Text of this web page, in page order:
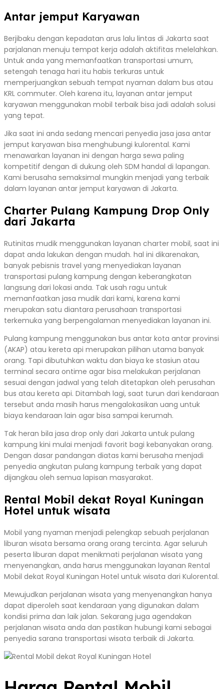
Antar jemput Karyawan
Berjibaku dengan kepadatan arus lalu lintas di Jakarta saat
parjalanan menuju tempat kerja adalah aktifitas melelahkan.
Untuk anda yang memanfaatkan transportasi umum,
setengah tenaga hari itu habis terkuras untuk
memperjuangkan sebuah tempat nyaman dalam bus atau
KRL commuter. Oleh karena itu, layanan antar jemput
karyawan menggunakan mobil terbaik bisa jadi adalah solusi
yang tepat.
Jika saat ini anda sedang mencari penyedia jasa jasa antar
jemput karyawan bisa menghubungi kulorental. Kami
menawarkan layanan ini dengan harga sewa paling
kompetitif dengan di dukung oleh SDM handal di lapangan.
Kami berusaha semaksimal mungkin menjadi yang terbaik
dalam layanan antar jemput karyawan di Jakarta.
Charter Pulang Kampung Drop Only
dari Jakarta
Rutinitas mudik menggunakan layanan charter mobil, saat ini
dapat anda lakukan dengan mudah. hal ini dikarenakan,
banyak pebisnis travel yang menyediakan layanan
transportasi pulang kampung dengan keberangkatan
langsung dari lokasi anda. Tak usah ragu untuk
memanfaatkan jasa mudik dari kami, karena kami
merupakan satu diantara perusahaan transportasi
terkemuka yang berpengalaman menyediakan layanan ini.
Pulang kampung menggunakan bus antar kota antar provinsi
(AKAP) atau kereta api merupakan pilihan utama banyak
orang. Tapi dibutuhkan waktu dan biaya ke stasiun atau
terminal secara ontime agar bisa melakukan perjalanan
sesuai dengan jadwal yang telah ditetapkan oleh perusahan
bus atau kereta api. Ditambah lagi, saat turun dari kendaraan
tersebut anda masih harus mengalokasikan uang untuk
biaya kendaraan lain agar bisa sampai kerumah.
Tak heran bila jasa drop only dari Jakarta untuk pulang
kampung kini mulai menjadi favorit bagi kebanyakan orang.
Dengan dasar pandangan diatas kami berusaha menjadi
penyedia angkutan pulang kampung terbaik yang dapat
dijangkau oleh semua lapisan masyarakat.
Rental Mobil dekat Royal Kuningan
Hotel untuk wisata
Mobil yang nyaman menjadi pelengkap sebuah perjalanan
liburan wisata bersama orang orang tercinta. Agar seluruh
peserta liburan dapat menikmati perjalanan wisata yang
menyenangkan, anda harus menggunakan layanan Rental
Mobil dekat Royal Kuningan Hotel untuk wisata dari Kulorental.
Mewujudkan perjalanan wisata yang menyenangkan hanya
dapat diperoleh saat kendaraan yang digunakan dalam
kondisi prima dan laik jalan. Sekarang juga agendakan
perjalanan wisata anda dan pastikan hubungi kami sebagai
penyedia sarana transportasi wisata terbaik di Jakarta.